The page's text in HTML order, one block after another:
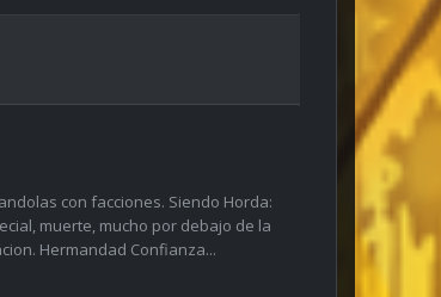
con facciones. Siendo Horda:
muerte, mucho por debajo de la
Hermandad Confianza...